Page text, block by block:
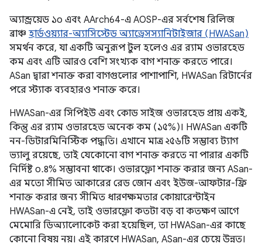
অ্যান্ড্রয়েড ১০ এবং AArch64-এ AOSP-এর সর্বশেষ রিলিজ
ব্রাঞ্চ হার্ডওয়্যার-অ্যাসিস্টেড অ্যাড্রেসস্যানিটাইজার (HWASan)
সমর্থন করে, যা একটি অনুরূপ টুল হলেও এর র‍্যাম ওভারহেড
কম এবং এটি আরও বেশি সংখ্যক বাগ শনাক্ত করতে পারে।
ASan দ্বারা শনাক্ত করা বাগগুলোর পাশাপাশি, HWASan রিটার্নের
পরে স্ট্যাক ব্যবহারও শনাক্ত করে।
HWASan-এর সিপিইউ এবং কোড সাইজ ওভারহেড প্রায় একই,
কিন্তু এর র‍্যাম ওভারহেড অনেক কম (১৫%)। HWASan একটি
নন-ডিটারমিনিস্টিক পদ্ধতি। এখানে মাত্র ২৫৬টি সম্ভাব্য ট্যাগ
ভ্যালু রয়েছে, তাই যেকোনো বাগ শনাক্ত করতে না পারার একটি
নির্দিষ্ট ০.৪% সম্ভাবনা থাকে। ওভারফ্লো শনাক্ত করার জন্য ASan-
এর মতো সীমিত আকারের রেড জোন এবং ইউজ-আফটার-ফ্রি
শনাক্ত করার জন্য সীমিত ধারণক্ষমতার কোয়ারেন্টাইন
HWASan-এ নেই, তাই ওভারফ্লো কতটা বড় বা কতক্ষণ আগে
মেমোরি ডিঅ্যালোকেট করা হয়েছিল, তা HWASan-এর কাছে
কোনো বিষয় নয়। এই কারণে HWASan, ASan-এর চেয়ে উন্নত।